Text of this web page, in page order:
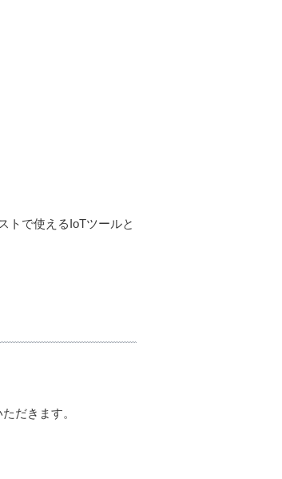
トで使えるIoTツールと
だきます。